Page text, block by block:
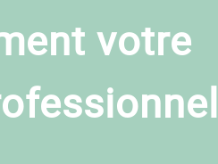
votre